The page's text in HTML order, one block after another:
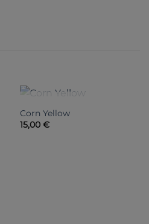
NICHT VORRÄTIG
Corn Yellow
15,00 €